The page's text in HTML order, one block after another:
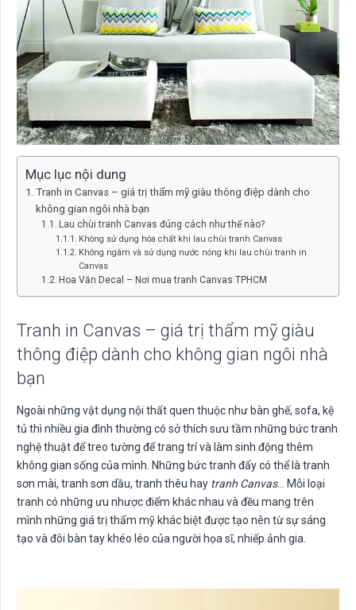
Mục lục nội dung
Tranh in Canvas – giá trị thẩm mỹ giàu thông điệp dành cho
không gian ngôi nhà bạn
Lau chùi tranh Canvas đúng cách như thế nào?
Không sử dụng hóa chất khi lau chùi tranh Canvas
Không ngâm và sử dụng nước nóng khi lau chùi tranh in
Canvas
Hoa Văn Decal – Nơi mua tranh Canvas TPHCM
Tranh in Canvas – giá trị thẩm mỹ giàu
thông điệp dành cho không gian ngôi nhà
bạn
Ngoài những vật dụng nội thất quen thuộc như bàn ghế, sofa, kệ
tủ thì nhiều gia đình thường có sở thích sưu tầm những bức tranh
nghệ thuật để treo tường để trang trí và làm sinh động thêm
không gian sống của mình. Những bức tranh đấy có thể là tranh
sơn mài, tranh sơn dầu, tranh thêu hay tranh Canvas… Mỗi loại
tranh có những ưu nhược điểm khác nhau và đều mang trên
mình những giá trị thẩm mỹ khác biệt được tạo nên từ sự sáng
tạo và đôi bàn tay khéo léo của người họa sĩ, nhiếp ảnh gia.